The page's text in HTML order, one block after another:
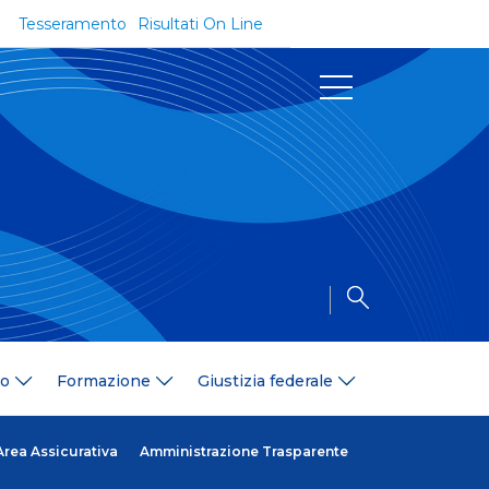
Risultati On Line
Tesseramento
Formazione Giustizia federale
Assicurativa Amministrazione Trasparente
Documenti
Regolamenti e Codici
Delibere
Amministrazione Trasparente
Formazione
Organigramma